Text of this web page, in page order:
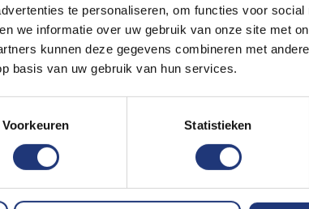
te personaliseren, om functies voor social
we informatie over uw gebruik van onze site met
kunnen deze gegevens combineren met
basis van uw gebruik van hun services.
Voorkeuren Statistieken